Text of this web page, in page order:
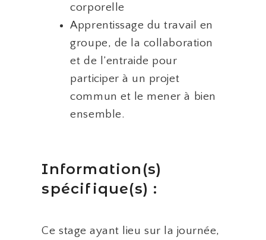
corporelle
Apprentissage du travail en
groupe, de la collaboration
et de l’entraide pour
participer à un projet
commun et le mener à bien
ensemble.
Information(s)
spécifique(s) :
Ce stage ayant lieu sur la journée,